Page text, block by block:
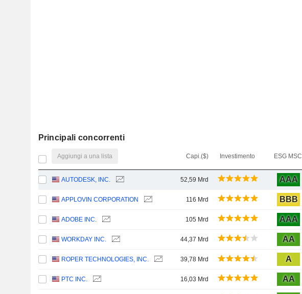
Principali concorrenti
Aggiungi a una lista Capi.($) Investimento ESG MSCI
AUTODESK, INC. 52,59 Mrd AAA
APPLOVIN CORPORATION 116 Mrd BBB
ADOBE INC. 105 Mrd AAA
WORKDAY INC. 44,37 Mrd AA
ROPER TECHNOLOGIES, INC. 39,78 Mrd A
PTC INC. 16,03 Mrd AA